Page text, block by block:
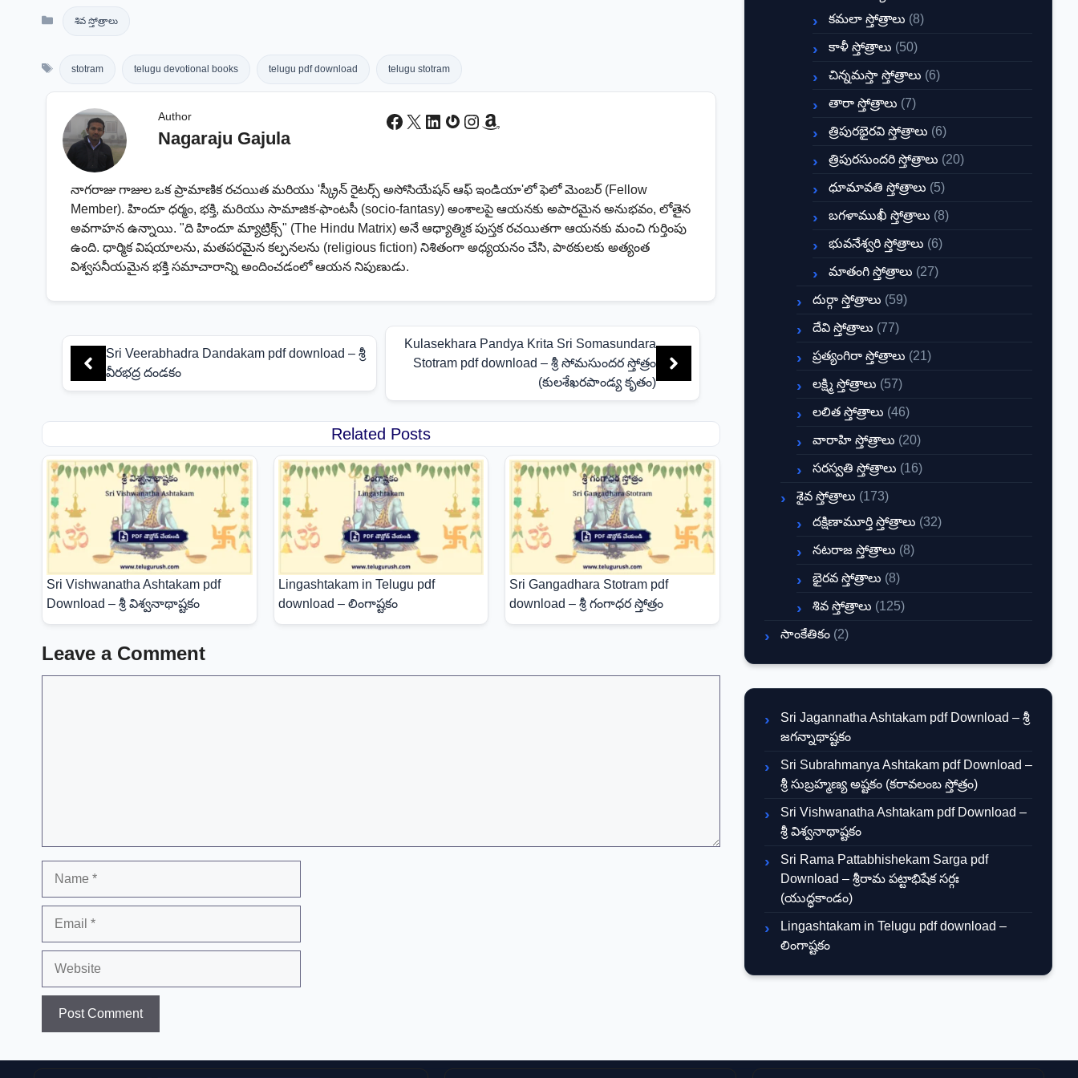
శివ స్తోత్రాలు
stotram telugu devotional books telugu pdf download telugu stotram
Author
Nagaraju Gajula
Facebook
X LinkedIn
Gravatar
Instagram
Amazon
నాగరాజు గాజుల ఒక ప్రామాణిక రచయిత మరియు 'స్క్రీన్ రైటర్స్ అసోసియేషన్ ఆఫ్ ఇండియా'లో ఫెలో మెంబర్ (Fellow
Member). హిందూ ధర్మం, భక్తి, మరియు సామాజిక-ఫాంటసీ (socio-fantasy) అంశాలపై ఆయనకు అపారమైన అనుభవం, లోతైన
అవగాహన ఉన్నాయి. "ది హిందూ మ్యాట్రిక్స్" (The Hindu Matrix) అనే ఆధ్యాత్మిక పుస్తక రచయితగా ఆయనకు మంచి గుర్తింపు
ఉంది. ధార్మిక విషయాలను, మతపరమైన కల్పనలను (religious fiction) నిశితంగా అధ్యయనం చేసి, పాఠకులకు అత్యంత
విశ్వసనీయమైన భక్తి సమాచారాన్ని అందించడంలో ఆయన నిపుణుడు.
Sri Veerabhadra Dandakam pdf download – శ్రీ
వీరభద్ర దండకం
Kulasekhara Pandya Krita Sri Somasundara
Stotram pdf download – శ్రీ సోమసుందర స్తోత్రం
(కులశేఖరపాండ్య కృతం)
Related Posts
Sri Vishwanatha Ashtakam pdf
Download – శ్రీ విశ్వనాథాష్టకం
Lingashtakam in Telugu pdf
download – లింగాష్టకం
Sri Gangadhara Stotram pdf
download – శ్రీ గంగాధర స్తోత్రం
Leave a Comment
కమలా స్తోత్రాలు (8)
కాళీ స్తోత్రాలు (50)
చిన్నమస్తా స్తోత్రాలు (6)
తారా స్తోత్రాలు (7)
త్రిపురభైరవి స్తోత్రాలు (6)
త్రిపురసుందరి స్తోత్రాలు (20)
ధూమావతి స్తోత్రాలు (5)
బగళాముఖీ స్తోత్రాలు (8)
భువనేశ్వరి స్తోత్రాలు (6)
మాతంగి స్తోత్రాలు (27)
దుర్గా స్తోత్రాలు (59)
దేవి స్తోత్రాలు (77)
ప్రత్యంగిరా స్తోత్రాలు (21)
లక్ష్మి స్తోత్రాలు (57)
లలిత స్తోత్రాలు (46)
వారాహి స్తోత్రాలు (20)
సరస్వతి స్తోత్రాలు (16)
శైవ స్తోత్రాలు (173)
దక్షిణామూర్తి స్తోత్రాలు (32)
నటరాజ స్తోత్రాలు (8)
భైరవ స్తోత్రాలు (8)
శివ స్తోత్రాలు (125)
సాంకేతికం (2)
Sri Jagannatha Ashtakam pdf Download – శ్రీ
జగన్నాథాష్టకం
Sri Subrahmanya Ashtakam pdf Download –
శ్రీ సుబ్రహ్మణ్య అష్టకం (కరావలంబ స్తోత్రం)
Sri Vishwanatha Ashtakam pdf Download –
శ్రీ విశ్వనాథాష్టకం
Sri Rama Pattabhishekam Sarga pdf
Download – శ్రీరామ పట్టాభిషేక సర్గః
(యుద్ధకాండం)
Lingashtakam in Telugu pdf download –
లింగాష్టకం